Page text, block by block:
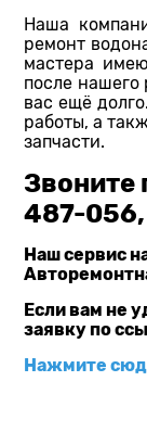
Наша
ремонт
мастера
после нашего
вас ещё
работы, а
запчасти.
Звоните
487-
Наш сервис
Если вам не
заявку по
Нажмите